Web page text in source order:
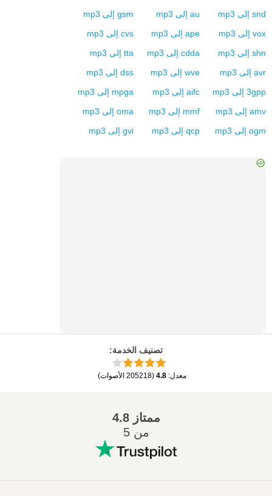
snd إلى mp3
au إلى mp3
gsm إلى mp3
vox إلى mp3
ape إلى mp3
cvs إلى mp3
shn إلى mp3
cdda إلى mp3
tta إلى mp3
avr إلى mp3
wve إلى mp3
dss إلى mp3
3gpp إلى mp3
aifc إلى mp3
mpga إلى mp3
amv إلى mp3
mmf إلى mp3
oma إلى mp3
ogm إلى mp3
qcp إلى mp3
gvi إلى mp3
تصنيف الخدمة:
معدل:
4.8
(
205218 الأصوات)
ممتاز 4.8
من 5